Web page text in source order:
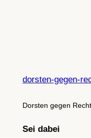
dorsten-gegen-
Dorsten gegen
Sei dabei